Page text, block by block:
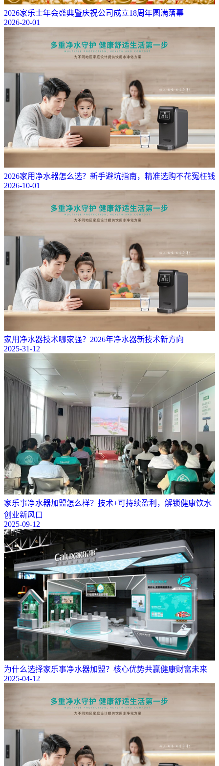
2026家乐士年会盛典暨庆祝公司成立18周年圆满落幕
2026-20-01
2026家用净水器怎么选？新手避坑指南，精准选购不花冤枉钱
2026-10-01
家用净水器技术哪家强？2026年净水器新技术新方向
2025-31-12
​家乐事净水器加盟怎么样？技术+可持续盈利，解锁健康饮水
创业新风口
2025-09-12
为什么选择家乐事净水器加盟？核心优势共赢健康财富未来
2025-04-12